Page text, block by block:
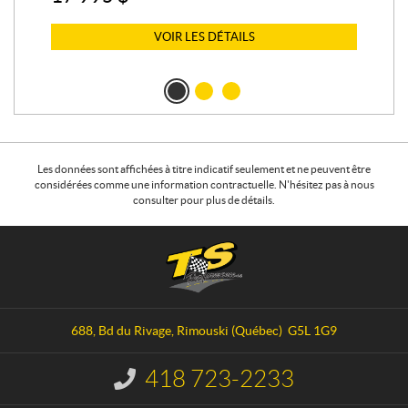
VOIR LES DÉTAILS
Les données sont affichées à titre indicatif seulement et ne peuvent être
considérées comme une information contractuelle. N'hésitez pas à nous
consulter pour plus de détails.
688, Bd du Rivage Rimouski (Québec) G5L 1G9
418 723-2233